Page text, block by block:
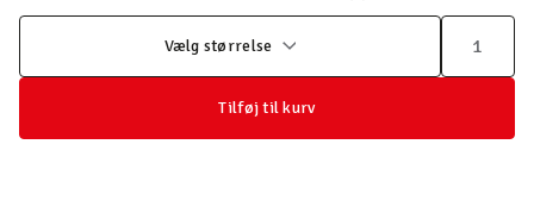
Vælg størrelse
Tilføj til kurv